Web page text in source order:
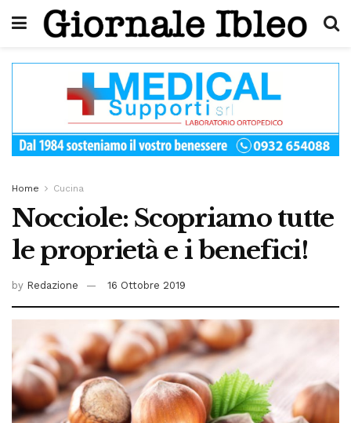
Home Cucina
Nocciole: Scopriamo tutte
le proprietà e i benefici!
by Redazione 16 Ottobre 2019